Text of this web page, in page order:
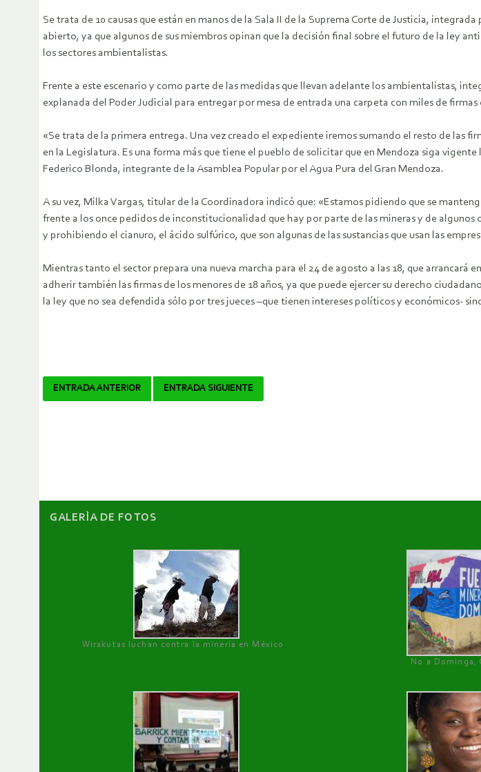
Se trata de 10 causas que están en manos de la Sala II de la Suprema Corte de Justicia,
abierto, ya que algunos de sus miembros opinan que la decisión final sobre el futuro de la ley
los sectores ambientalistas.
Frente a este escenario y como parte de las medidas que llevan adelante los ambientalistas,
explanada del Poder Judicial para entregar por mesa de entrada una carpeta con miles de
«Se trata de la primera entrega. Una vez creado el expediente iremos sumando el resto de las
en la Legislatura. Es una forma más que tiene el pueblo de solicitar que en Mendoza siga
Federico Blonda, integrante de la Asamblea Popular por el Agua Pura del Gran Mendoza.
A su vez, Milka Vargas, titular de la Coordinadora indicó que: «Estamos pidiendo que se
frente a los once pedidos de inconstitucionalidad que hay por parte de las mineras y de
y prohibiendo el cianuro, el ácido sulfúrico, que son algunas de las sustancias que usan las
Mientras tanto el sector prepara una nueva marcha para el 24 de agosto a las 18, que arrancará
adherir también las firmas de los menores de 18 años, ya que puede ejercer su derecho
la ley que no sea defendida sólo por tres jueces –que tienen intereses políticos y económicos-
Navegador
ENTRADA ANTERIOR ENTRADA SIGUIENTE
GALERÌA DE FOTOS
Wirakutas luchan contra la minería en México
No a Dominga,